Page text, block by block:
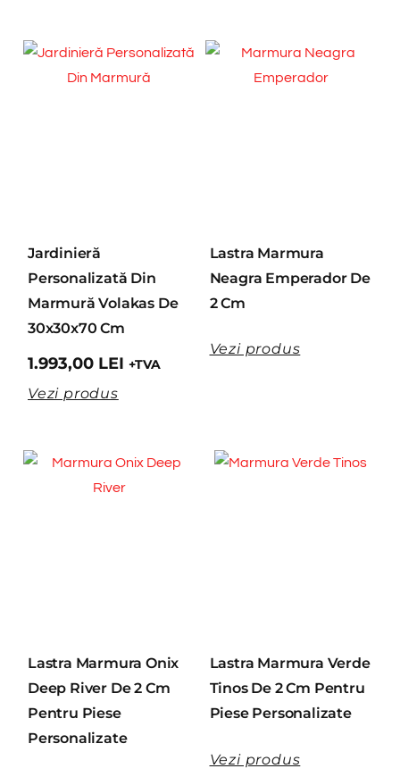
Jardinieră
Personalizată Din
Marmură Volakas De
30x30x70 Cm
1.993,00 LEI +TVA
Vezi produs
Lastra Marmura
Neagra Emperador De
2 Cm
Vezi produs
Lastra Marmura Onix
Deep River De 2 Cm
Pentru Piese
Personalizate
Lastra Marmura Verde
Tinos De 2 Cm Pentru
Piese Personalizate
Vezi produs